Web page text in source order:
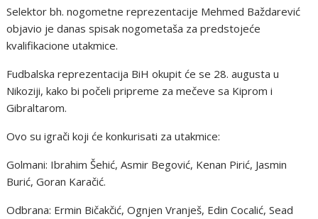
Selektor bh. nogometne reprezentacije Mehmed Baždarević
objavio je danas spisak nogometaša za predstojeće
kvalifikacione utakmice.
Fudbalska reprezentacija BiH okupit će se 28. augusta u
Nikoziji, kako bi počeli pripreme za mečeve sa Kiprom i
Gibraltarom.
Ovo su igrači koji će konkurisati za utakmice:
Golmani: Ibrahim Šehić, Asmir Begović, Kenan Pirić, Jasmin
Burić, Goran Karačić.
Odbrana: Ermin Bičakčić, Ognjen Vranješ, Edin Cocalić, Sead